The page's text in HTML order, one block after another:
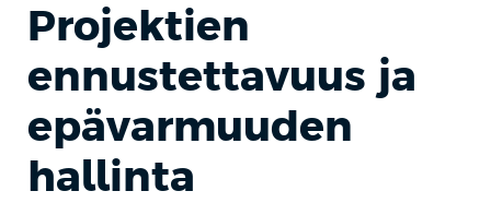
Projektien
ennustettavuus ja
epävarmuuden
hallinta